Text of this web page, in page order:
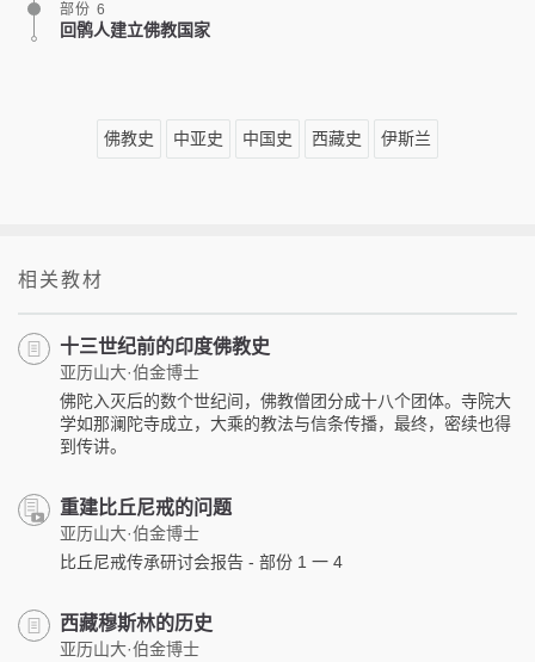
部份 6
回鹘人建立佛教国家
佛教史 中亚史 中国史 西藏史 伊斯兰
相关教材
十三世纪前的印度佛教史
亚历山大·伯金博士
佛陀入灭后的数个世纪间，佛教僧团分成十八个团体。寺院大
学如那澜陀寺成立，大乘的教法与信条传播，最终，密续也得
到传讲。
重建比丘尼戒的问题
亚历山大·伯金博士
比丘尼戒传承研讨会报告 - 部份 1 一 4
西藏穆斯林的历史
亚历山大·伯金博士